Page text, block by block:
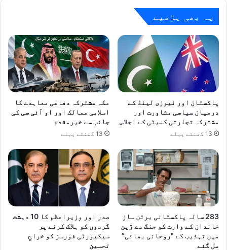
یہ بھی پڑھیے
پاکستان اور نیوزی لینڈ کے
درمیان سیاسی مشاورت اور
مشترکہ تجارتی کمیٹی کے اجلاس
13 گھنٹے پہلے
مکہ مشترکہ دفاعی معاہدے کا
اسلامی ممالک اور او آئی سی کی
جانب سے خیرمقدم
13 گھنٹے پہلے
283 سالہ پاکستانی برتن ساز
خاندان کے وارث کو جنگ دے ژین
میں تہذیب کے "روحانی بھائی”
مل گئے
صدر اور وزیراعظم کا 10 دہشت
گردوں کو ہلاک کرنے پر
سیکیورٹی فورسز کو خراجِ
تحسین